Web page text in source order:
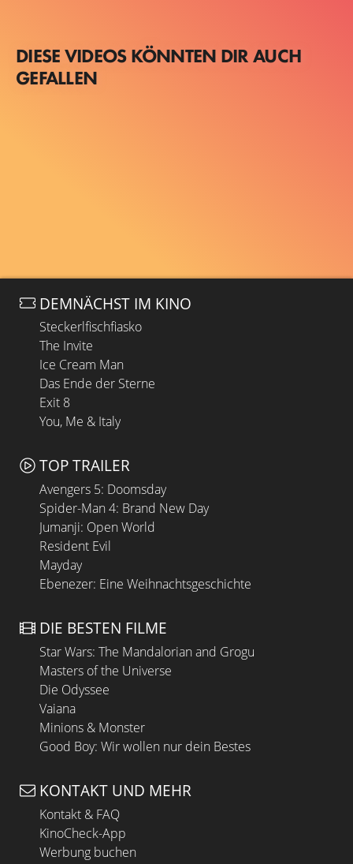
DIESE VIDEOS KÖNNTEN DIR AUCH
GEFALLEN
DEMNÄCHST IM KINO
Steckerlfischfiasko
The Invite
Ice Cream Man
Das Ende der Sterne
Exit 8
You, Me & Italy
TOP TRAILER
Avengers 5: Doomsday
Spider-Man 4: Brand New Day
Jumanji: Open World
Resident Evil
Mayday
Ebenezer: Eine Weihnachtsgeschichte
DIE BESTEN FILME
Star Wars: The Mandalorian and Grogu
Masters of the Universe
Die Odyssee
Vaiana
Minions & Monster
Good Boy: Wir wollen nur dein Bestes
KONTAKT UND MEHR
Kontakt & FAQ
KinoCheck-App
Werbung buchen